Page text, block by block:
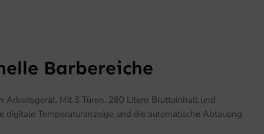
Barbereiche
Mit 3 Türen, 280 Litern Bruttoinhalt und
Temperaturanzeige und die automatische Abtauung